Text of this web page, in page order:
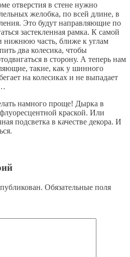
отверстия в стене нужно
желобка, по всей длине, в
Это будут направляющие по
застекленная рамка. К самой
нижнюю часть, ближе к углам
два колесика, чтобы
в сторону. А теперь нам
такие, как у шинного
на колесиках и не выпадает
намного проще! Дырка в
краской. Или
подсветка в качестве декора. И
Обязательные поля